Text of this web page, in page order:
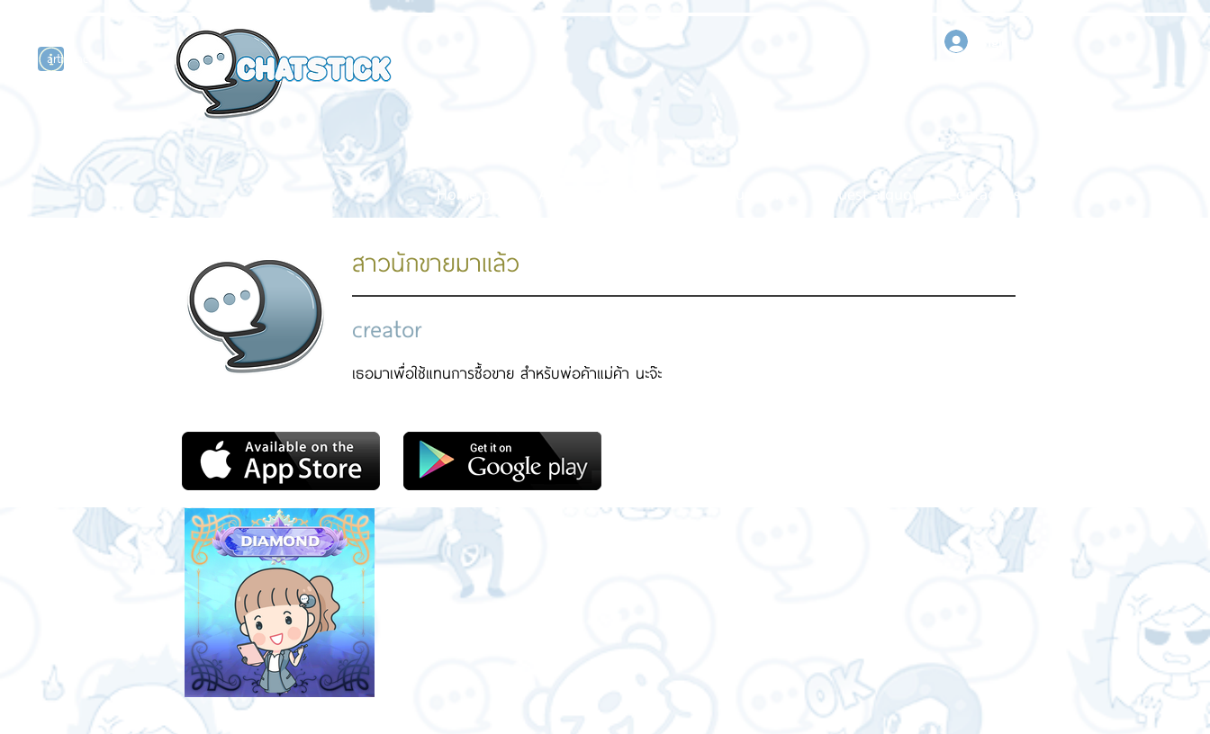
artist actor
sign in
Home page Request a quote Contact us
สาวนักขายมาแล้ว
creator
เธอมาเพื่อใช้แทนการซื้อขาย สำหรับพ่อค้าแม่ค้า นะจ๊ะ